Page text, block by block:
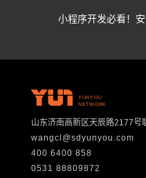
小程序开发必看！
YUNYOU
NETWORK
山东济南高新区天辰路2177号
wangcl@sdyunyou.com
400 6400 858
0531 88809872